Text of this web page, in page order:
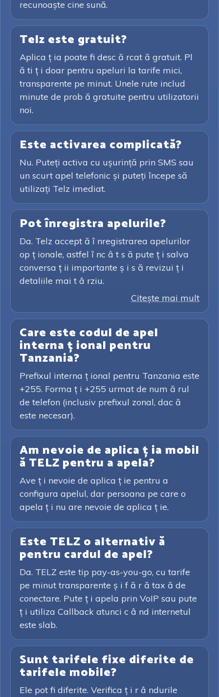
recunoaște cine sună.
Telz este gratuit?
Aplica ț ia poate fi desc ă rcat ă gratuit. Pl
ă ti ț i doar pentru apeluri la tarife mici,
transparente pe minut. Unele rute includ
minute de prob ă gratuite pentru utilizatorii
noi.
Este activarea complicată?
Nu. Puteți activa cu ușurință prin SMS sau
un scurt apel telefonic și puteți începe să
utilizați Telz imediat.
Pot înregistra apelurile?
Da. Telz accept ă î nregistrarea apelurilor
op ț ionale, astfel î nc â t s ă pute ț i salva
conversa ț ii importante ș i s ă revizui ț i
detaliile mai t â rziu.
Citeşte mai mult
Care este codul de apel
interna ț ional pentru
Tanzania?
Prefixul interna ț ional pentru Tanzania este
+255. Forma ț i +255 urmat de num ă rul
de telefon (inclusiv prefixul zonal, dac ă
este necesar).
Am nevoie de aplica ț ia mobil
ă TELZ pentru a apela?
Ave ț i nevoie de aplica ț ie pentru a
configura apelul, dar persoana pe care o
apela ț i nu are nevoie de aplica ț ie.
Este TELZ o alternativ ă
pentru cardul de apel?
Da. TELZ este tip pay-as-you-go, cu tarife
pe minut transparente ș i f ă r ă tax ă de
conectare. Pute ț i apela prin VoIP sau pute
ț i utiliza Callback atunci c â nd internetul
este slab.
Sunt tarifele fixe diferite de
tarifele mobile?
Ele pot fi diferite. Verifica ț i r â ndurile